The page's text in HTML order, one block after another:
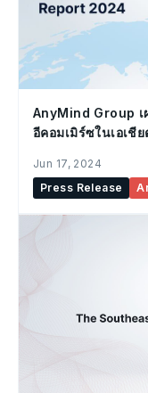
AnyMind Group เ
อีคอมเมิร์ซในเอเชี
Jun 17, 2024
Press Release